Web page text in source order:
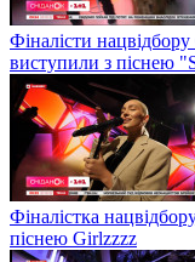
Фіналісти
виступили з піснею
Фіналістка
піснею Girlzzzz